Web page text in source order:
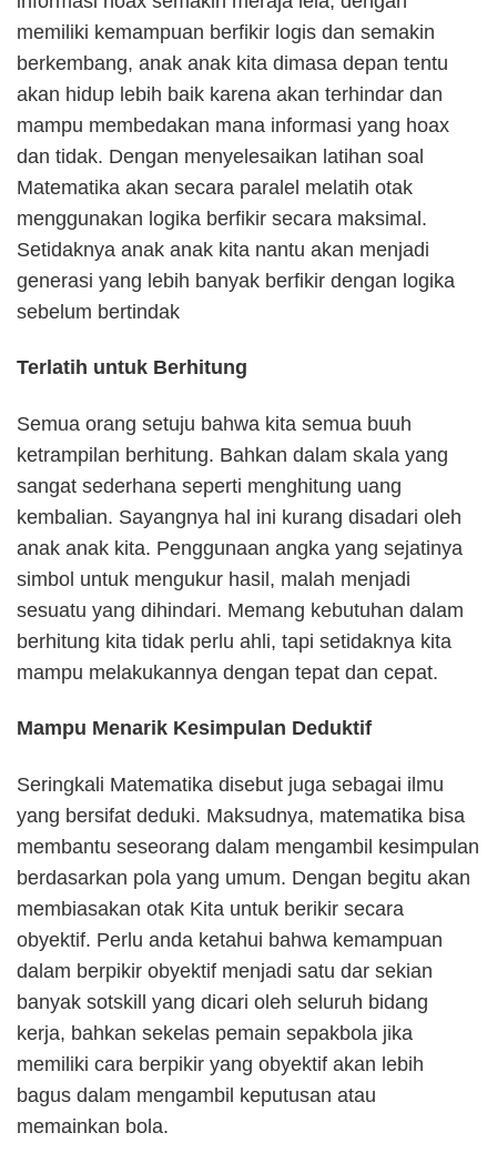
memiliki kemampuan berfikir logis dan semakin
berkembang, anak anak kita dimasa depan tentu
akan hidup lebih baik karena akan terhindar dan
mampu membedakan mana informasi yang hoax
dan tidak. Dengan menyelesaikan latihan soal
Matematika akan secara paralel melatih otak
menggunakan logika berfikir secara maksimal.
Setidaknya anak anak kita nantu akan menjadi
generasi yang lebih banyak berfikir dengan logika
sebelum bertindak
Terlatih untuk Berhitung
Semua orang setuju bahwa kita semua buuh
ketrampilan berhitung. Bahkan dalam skala yang
sangat sederhana seperti menghitung uang
kembalian. Sayangnya hal ini kurang disadari oleh
anak anak kita. Penggunaan angka yang sejatinya
simbol untuk mengukur hasil, malah menjadi
sesuatu yang dihindari. Memang kebutuhan dalam
berhitung kita tidak perlu ahli, tapi setidaknya kita
mampu melakukannya dengan tepat dan cepat.
Mampu Menarik Kesimpulan Deduktif
Seringkali Matematika disebut juga sebagai ilmu
yang bersifat deduki. Maksudnya, matematika bisa
membantu seseorang dalam mengambil kesimpulan
berdasarkan pola yang umum. Dengan begitu akan
membiasakan otak Kita untuk berikir secara
obyektif. Perlu anda ketahui bahwa kemampuan
dalam berpikir obyektif menjadi satu dar sekian
banyak sotskill yang dicari oleh seluruh bidang
kerja, bahkan sekelas pemain sepakbola jika
memiliki cara berpikir yang obyektif akan lebih
bagus dalam mengambil keputusan atau
memainkan bola.